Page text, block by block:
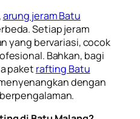
arung jeram Batu
Setiap jeram
yang bervariasi, cocok
Bahkan, bagi
paket rafting Batu
dengan